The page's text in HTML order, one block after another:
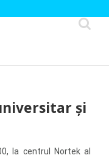
şi
la centrul Nortek al